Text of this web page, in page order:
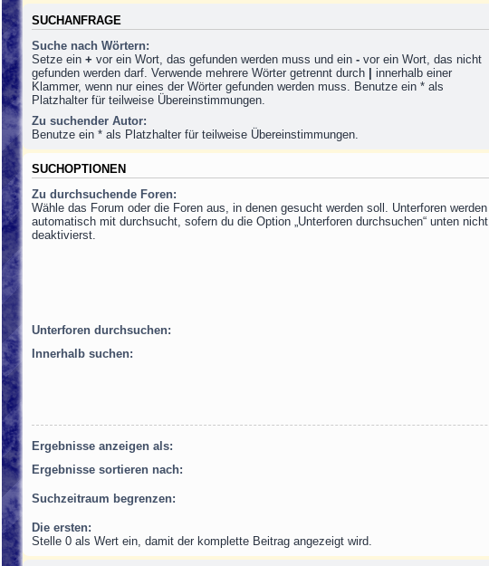
SUCHANFRAGE
Suche nach Wörtern:
Setze ein + vor ein Wort, das gefunden werden muss und ein - vor ein Wort, das nicht
gefunden werden darf. Verwende mehrere Wörter getrennt durch
innerhalb einer
Klammer, wenn nur eines der Wörter gefunden werden muss. Benutze ein * als
Platzhalter für teilweise Übereinstimmungen.
Zu suchender Autor:
Benutze ein * als Platzhalter für teilweise Übereinstimmungen.
SUCHOPTIONEN
Zu durchsuchende Foren:
Wähle das Forum oder die Foren aus, in denen gesucht werden soll. Unterforen werden
automatisch mit durchsucht, sofern du die Option „Unterforen durchsuchen“ unten nicht
deaktivierst.
Unterforen durchsuchen:
Innerhalb suchen:
Ergebnisse anzeigen als:
Ergebnisse sortieren nach:
Suchzeitraum begrenzen:
Die ersten:
Stelle 0 als Wert ein, damit der komplette Beitrag angezeigt wird.